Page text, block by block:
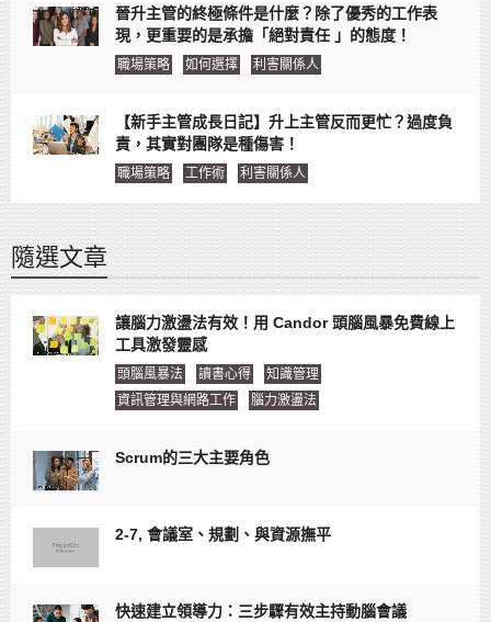
晉升主管的終極條件是什麼？除了優秀的工作表
現，更重要的是承擔「絕對責任 」的態度！
職場策略 如何選擇 利害關係人
【新手主管成長日記】升上主管反而更忙？過度負
責，其實對團隊是種傷害！
職場策略 工作術 利害關係人
隨選文章
讓腦力激盪法有效！用 Candor 頭腦風暴免費線上
工具激發靈感
頭腦風暴法 讀書心得
知識管理
資訊管理與網路工作
腦力激盪法
Scrum的三大主要角色
2-7, 會議室、規劃、與資源撫平
快速建立領導力：三步驟有效主持動腦會議